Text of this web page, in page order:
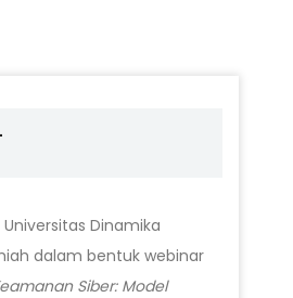
Dinamika
dalam bentuk webinar
Siber: Model